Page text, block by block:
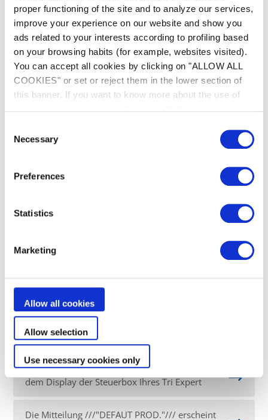
proper functioning of the site and to analyze our services,
improve your experience on our website and show you
ads related to your interests according to profiling based
on your browsing habits (for example, websites visited).
You can accept all cookies by clicking on "ALLOW ALL
COOKIES" or set or reject them in the lower section of
this banner. If you want to know more about the use of
Selection
Necessary
Preferences
Statistics
Marketing
Allow all cookies
Allow selection
Use necessary cookies only
Die Sonde des pH Perfect antwortet langsam
Das Display der Steuerbox Ihres TRi Expert zeigt
///"CONTROLLER CELL"/// an
Mein pH Perfect Gerät zeigt stets einen Wert um
7,0 an
CONTROLLER FAULT// erscheint auf dem
oder instabilen Wert an
Die Meldung //INVERSION// erscheint auf dem
Perfect liegt unter 25%
Die Mitteilung ///"INVERSION"/// erscheint auf
dem Display der Steuerbox Ihres Tri Expert
Die Mitteilung ///"DEFAUT PROD."/// erscheint